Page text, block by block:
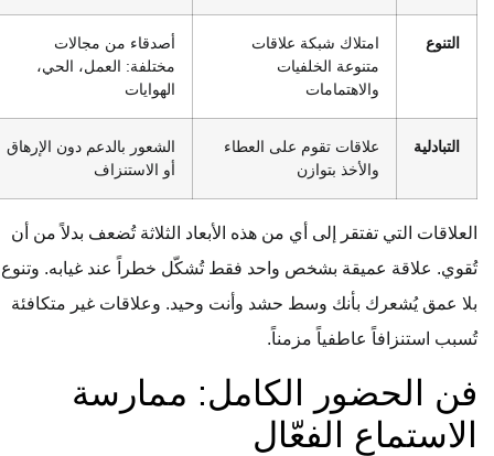
التنوع
امتلاك شبكة علاقات
متنوعة الخلفيات
والاهتمامات
أصدقاء من مجالات
مختلفة: العمل، الحي،
الهوايات
التبادلية
علاقات تقوم على العطاء
والأخذ بتوازن
الشعور بالدعم دون الإرهاق
أو الاستنزاف
العلاقات التي تفتقر إلى أي من هذه الأبعاد الثلاثة تُضعف بدلاً من أن
تُقوي. علاقة عميقة بشخص واحد فقط تُشكّل خطراً عند غيابه. وتنوع
بلا عمق يُشعرك بأنك وسط حشد وأنت وحيد. وعلاقات غير متكافئة
تُسبب استنزافاً عاطفياً مزمناً.
فن الحضور الكامل: ممارسة
الاستماع الفعّال